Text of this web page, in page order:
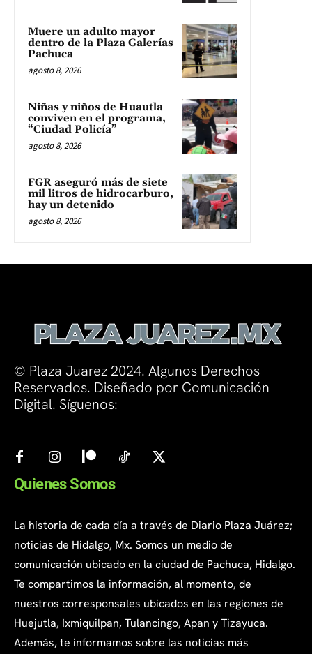
Muere un adulto mayor
dentro de la Plaza Galerías
Pachuca
agosto 8, 2026
Niñas y niños de Huautla
conviven en el programa,
“Ciudad Policía”
agosto 8, 2026
FGR aseguró más de siete
mil litros de hidrocarburo,
hay un detenido
agosto 8, 2026
© Plaza Juarez 2024. Algunos Derechos
Reservados. Diseñado por Comunicación
Digital. Síguenos:
Quienes Somos
La historia de cada día a través de Diario Plaza Juárez;
noticias de Hidalgo, Mx. Somos un medio de
comunicación ubicado en la ciudad de Pachuca, Hidalgo.
Te compartimos la información, al momento, de
nuestros corresponsales ubicados en las regiones de
Huejutla, Ixmiquilpan, Tulancingo, Apan y Tizayuca.
Además, te informamos sobre las noticias más